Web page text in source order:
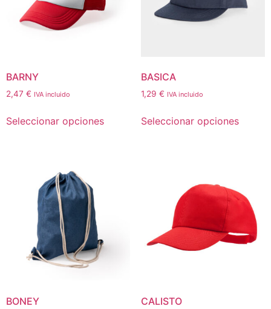
BARNY
2,47 € IVA incluido
Seleccionar opciones
BASICA
1,29 € IVA incluido
Seleccionar opciones
BONEY CALISTO